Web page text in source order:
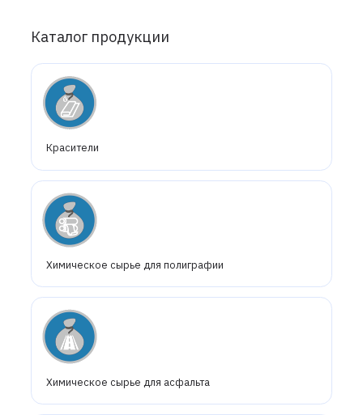
Каталог продукции
Красители
Химическое сырье для полиграфии
Химическое сырье для асфальта